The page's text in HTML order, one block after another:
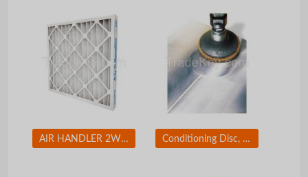
AIR HANDLER 2W234 Std Cap.Pleated Filter 12x24x2 MERV7 Conditioning Disc, AlO, 2in, Crs, TR